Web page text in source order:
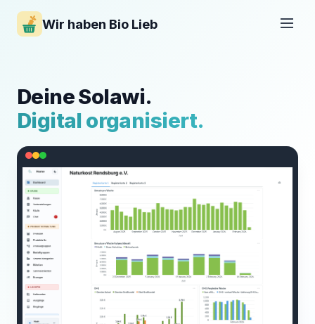
Wir haben Bio Lieb
Deine Solawi.
Digital organisiert.